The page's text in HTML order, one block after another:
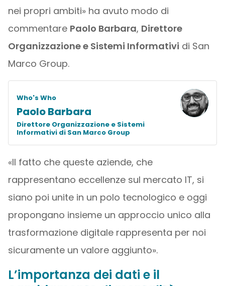
nei propri ambiti» ha avuto modo di
commentare Paolo Barbara, Direttore
Organizzazione e Sistemi Informativi di San
Marco Group.
Who's Who
Paolo Barbara
Direttore Organizzazione e Sistemi
Informativi di San Marco Group
«Il fatto che queste aziende, che
rappresentano eccellenze sul mercato IT, si
siano poi unite in un polo tecnologico e oggi
propongano insieme un approccio unico alla
trasformazione digitale rappresenta per noi
sicuramente un valore aggiunto».
L’importanza dei dati e il